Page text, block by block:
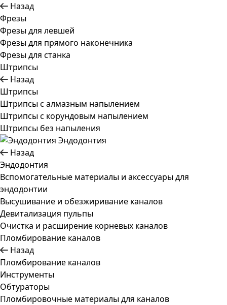
Назад
Фрезы
Фрезы для левшей
Фрезы для прямого наконечника
Фрезы для станка
Штрипсы
Назад
Штрипсы
Штрипсы c алмазным напылением
Штрипсы c корундовым напылением
Штрипсы без напыления
Эндодонтия
Назад
Эндодонтия
Вспомогательные материалы и аксессуары для
эндодонтии
Высушивание и обезжиривание каналов
Девитализация пульпы
Очистка и расширение корневых каналов
Пломбирование каналов
Назад
Пломбирование каналов
Инструменты
Обтураторы
Пломбировочные материалы для каналов